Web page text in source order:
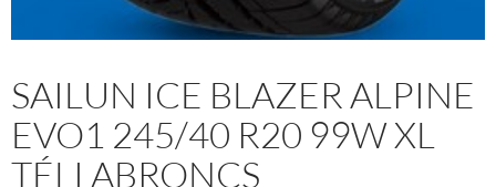
SAILUN ICE BLAZER ALPINE
EVO1 245/40 R20 99W XL
TÉLI ABRONCS